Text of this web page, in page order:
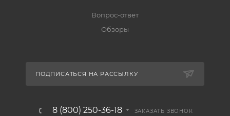
Вопрос-ответ
Обзоры
ПОДПИСАТЬСЯ НА РАССЫЛКУ
8 (800) 250-36-18 ЗАКАЗАТЬ ЗВОНОК